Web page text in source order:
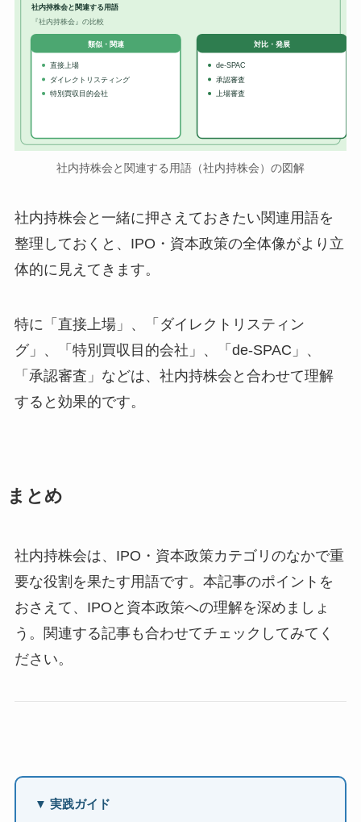
社内持株会と関連する用語
『社内持株会』の比較
類似・関連
直接上場
ダイレクトリスティング
特別買収目的会社
対比・発展
de-SPAC
承認審査
上場審査
社内持株会と関連する用語（社内持株会）の図解
社内持株会と一緒に押さえておきたい関連用語を
整理しておくと、IPO・資本政策の全体像がより立
体的に見えてきます。
特に「直接上場」、「ダイレクトリスティン
グ」、「特別買収目的会社」、「de-SPAC」、
「承認審査」などは、社内持株会と合わせて理解
すると効果的です。
まとめ
社内持株会は、IPO・資本政策カテゴリのなかで重
要な役割を果たす用語です。本記事のポイントを
おさえて、IPOと資本政策への理解を深めましょ
う。関連する記事も合わせてチェックしてみてく
ださい。
▼ 実践ガイド